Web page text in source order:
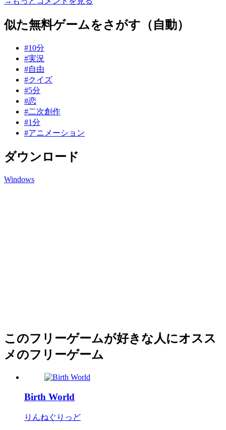
似た無料ゲームをさがす（自動）
#10分
#実況
#自由
#クイズ
#5分
#恋
#二次創作
#1分
#アニメーション
ダウンロード
Windows
このフリーゲームが好きな人にオスス
メのフリーゲーム
Birth World
りんねぐりっど